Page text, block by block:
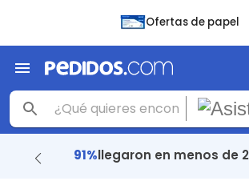
Ofertas de papel
+ 48 Milreseñas con4.8